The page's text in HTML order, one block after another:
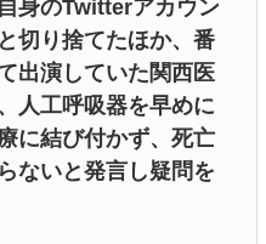
身のTwitterアカウン
切り捨てたほか、番
出演していた関西医
人工呼吸器を早めに
に結び付かず、死亡
ないと発言し疑問を